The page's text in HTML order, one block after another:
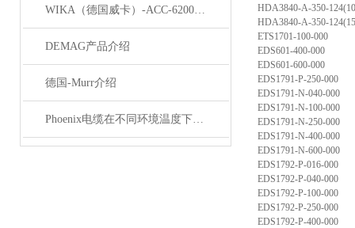
WIKA（德国威卡）-ACC-6200系列压力变送器简介
DEMAG产品介绍
德国-Murr介绍
Phoenix电缆在不同环境温度下的性能表现如何？
HDA3840-A-350-
HDA3840-A-350-
ETS1701-100-000
EDS601-400-000
EDS601-600-000
EDS1791-P-250-000
EDS1791-N-040-000
EDS1791-N-100-000
EDS1791-N-250-000
EDS1791-N-400-000
EDS1791-N-600-000
EDS1792-P-016-000
EDS1792-P-040-000
EDS1792-P-100-000
EDS1792-P-250-000
EDS1792-P-400-000